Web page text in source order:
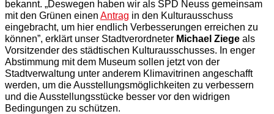
bekannt. „Deswegen haben wir als SPD Neuss gemeinsam
mit den Grünen einen Antrag in den Kulturausschuss
eingebracht, um hier endlich Verbesserungen erreichen zu
können”, erklärt unser Stadtverordneter Michael Ziege als
Vorsitzender des städtischen Kulturausschusses. In enger
Abstimmung mit dem Museum sollen jetzt von der
Stadtverwaltung unter anderem Klimavitrinen angeschafft
werden, um die Ausstellungsmöglichkeiten zu verbessern
und die Ausstellungsstücke besser vor den widrigen
Bedingungen zu schützen.